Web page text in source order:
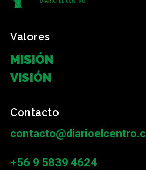
Valores
MISIÓN
VISIÓN
Contacto
contacto@diarioelcentro.cl
+56 9 5839 4624